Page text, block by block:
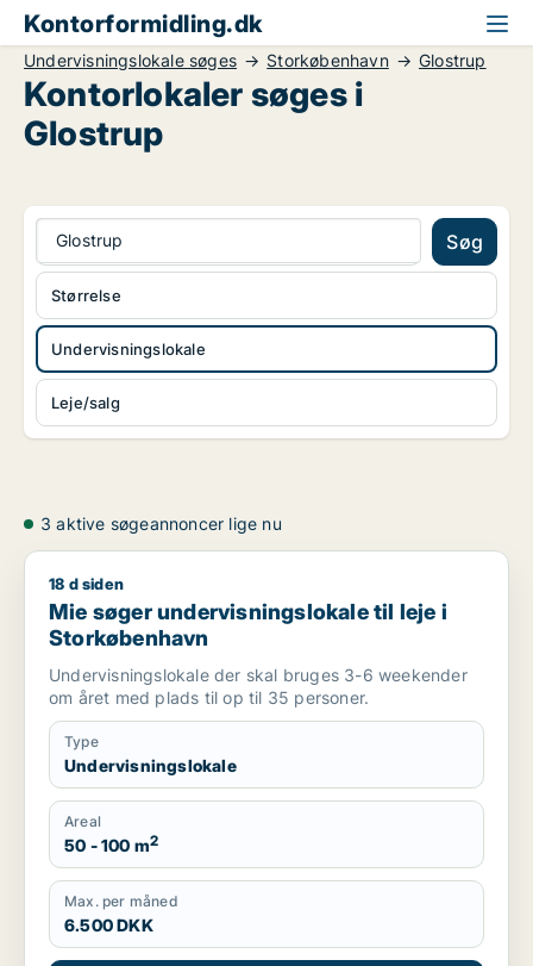
Kontorformidling.dk
Undervisningslokale søges Storkøbenhavn Glostrup
Kontorlokaler søges i
Glostrup
Glostrup Søg
Undervisningslokale
Leje/salg
Størrelse
3 aktive søgeannoncer lige nu
Mie søger undervisningslokale til leje i Storkøbenhavn
18 d siden
Mie søger undervisningslokale til leje i
Storkøbenhavn
Undervisningslokale der skal bruges 3-6 weekender
om året med plads til op til 35 personer.
Type
Undervisningslokale
Areal
50 - 100 m2
Max. per måned
6.500 DKK